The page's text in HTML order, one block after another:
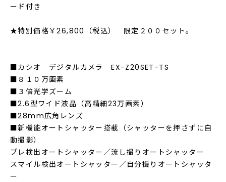
ード付き
★特別価格￥26,800（税込） 限定２００セット。
■カシオ デジタルカメラ EX-Z20SET-TS
■８１０万画素
■３倍光学ズーム
■2.6型ワイド液晶（高精細23万画素）
■28mm広角レンズ
■新機能オートシャッター搭載（シャッターを押さずに自
動撮影）
ブレ検出オートシャッター／流し撮りオートシャッター
スマイル検出オートシャッター／自分撮りオートシャッタ
ー